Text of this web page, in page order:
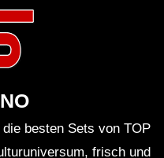
besten Sets von TOP
frisch und